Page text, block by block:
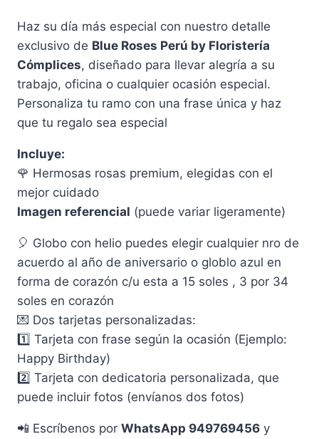
S/159.00.S/109.00.
CARROS
Y
4
ROSAS
AZULES
cantidad
Haz su día más especial con nuestro detalle
exclusivo de Blue Roses Perú by Floristería
Cómplices, diseñado para llevar alegría a su
trabajo, oficina o cualquier ocasión especial.
Personaliza tu ramo con una frase única y haz
que tu regalo sea especial
Incluye:
🌹 Hermosas rosas premium, elegidas con el
mejor cuidado
Imagen referencial (puede variar ligeramente)
🎈 Globo con helio puedes elegir cualquier nro de
acuerdo al año de aniversario o globlo azul en
forma de corazón c/u esta a 15 soles , 3 por 34
soles en corazón
💌 Dos tarjetas personalizadas:
1️⃣ Tarjeta con frase según la ocasión (Ejemplo:
Happy Birthday)
2️⃣ Tarjeta con dedicatoria personalizada, que
puede incluir fotos (envíanos dos fotos)
📲 Escríbenos por WhatsApp 949769456 y